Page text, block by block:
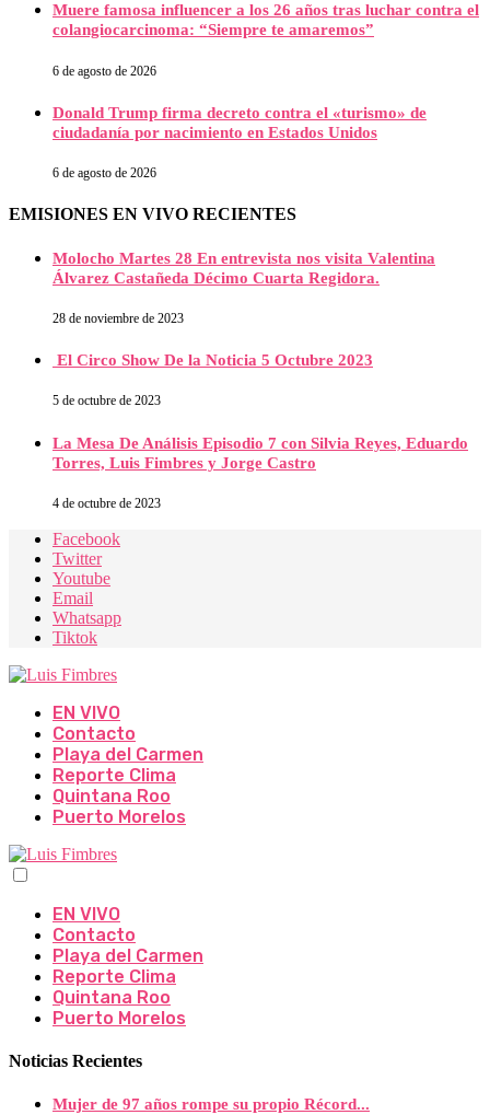
Muere famosa influencer a los 26 años tras luchar contra el
colangiocarcinoma: “Siempre te amaremos”
6 de agosto de 2026
Donald Trump firma decreto contra el «turismo» de
ciudadanía por nacimiento en Estados Unidos
6 de agosto de 2026
EMISIONES EN VIVO RECIENTES
Molocho Martes 28 En entrevista nos visita Valentina
Álvarez Castañeda Décimo Cuarta Regidora.
28 de noviembre de 2023
El Circo Show De la Noticia 5 Octubre 2023
5 de octubre de 2023
La Mesa De Análisis Episodio 7 con Silvia Reyes, Eduardo
Torres, Luis Fimbres y Jorge Castro
4 de octubre de 2023
Facebook
Twitter
Youtube
Email
Whatsapp
Tiktok
EN VIVO
Contacto
Playa del Carmen
Reporte Clima
Quintana Roo
Puerto Morelos
EN VIVO
Contacto
Playa del Carmen
Reporte Clima
Quintana Roo
Puerto Morelos
Noticias Recientes
Mujer de 97 años rompe su propio Récord...